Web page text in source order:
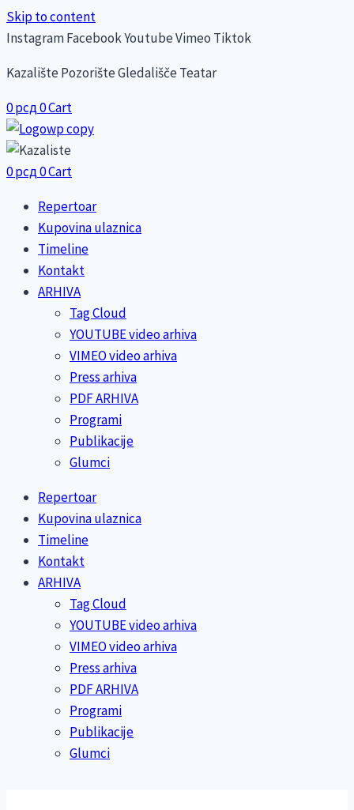
Skip to content
InstagramFacebookYoutubeVimeo Tiktok
Kazalište Pozorište Gledališče Teatar
0рсд0Cart
0рсд0Cart
Repertoar
Kupovina ulaznica
Timeline
Kontakt
ARHIVA
Tag Cloud
YOUTUBE video arhiva
VIMEO video arhiva
Press arhiva
PDF ARHIVA
Programi
Publikacije
Glumci
Repertoar
Kupovina ulaznica
Timeline
Kontakt
ARHIVA
Tag Cloud
YOUTUBE video arhiva
VIMEO video arhiva
Press arhiva
PDF ARHIVA
Programi
Publikacije
Glumci